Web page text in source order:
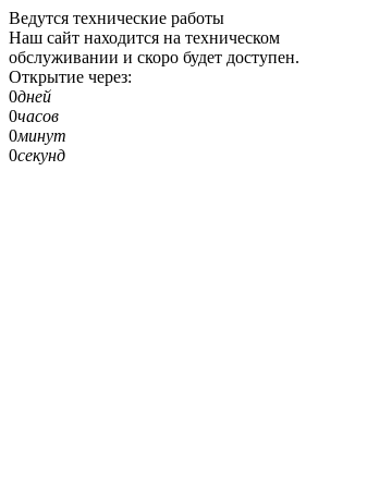
Ведутся технические работы
Наш сайт находится на техническом
обслуживании и скоро будет доступен.
Открытие через:
0дней
0часов
0минут
0секунд